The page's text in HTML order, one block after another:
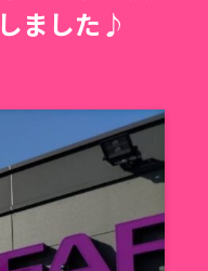
ました♪